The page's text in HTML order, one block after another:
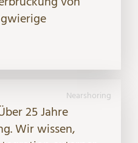
Nearshoring
25 Jahre
Wir wissen,